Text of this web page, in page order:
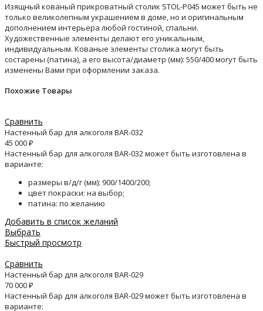
Изящный кованый прикроватный столик STOL-P045 может быть не
только великолепным украшением в доме, но и оригинальным
дополнением интерьера любой гостиной, спальни.
Художественные элементы делают его уникальным,
индивидуальным. Кованые элементы столика могут быть
состарены (патина), а его высота/диаметр (мм): 550/400 могут быть
изменены Вами при оформлении заказа.
Похожие Товары
Сравнить
Настенный бар для алкоголя BAR-032
45 000₽
Настенный бар для алкоголя BAR-032 может быть изготовлена в
варианте:
размеры в/д/г (мм): 900/1400/200;
цвет покраски: на выбор;
патина: по желанию
Добавить в список желаний
Выбрать
Быстрый просмотр
Сравнить
Настенный бар для алкоголя BAR-029
70 000₽
Настенный бар для алкоголя BAR-029 может быть изготовлена в
варианте: